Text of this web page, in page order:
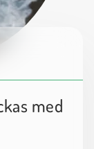
med